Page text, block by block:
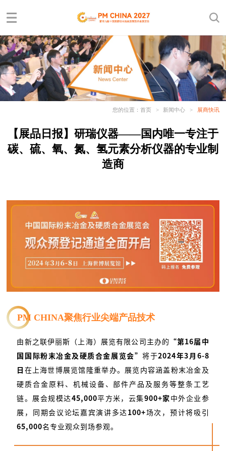
您的位置： 首页 > 新闻中心 > 展商快讯
【展品日报】研瑞仪器——国内唯一专注于
碳、硫、氧、氮、氢元素分析仪器的专业制
造商
PM CHINA聚焦行业尖端产品技术
由新之联伊丽斯（上海）展览有限公司主办的 “第16届中
国国际粉末冶金及硬质合金展览会” 将于2024年3月6-8
日 在上海世博展览馆隆重举办。展览内容涵盖粉末冶金及
硬质合金原料、机械设备、部件产品及服务等整条工艺
链。展会规模达45,000平方米，云集900+家中外企业参
展，同期会议论坛嘉宾演讲多达100+场次，预计将吸引
65,000名专业观众到场参观。